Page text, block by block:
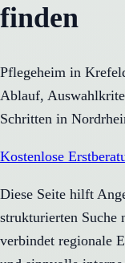
finden
Pflegeheim in
Ablauf,
Schritten in
Kostenlose
Diese Seite hilft
strukturierten Suche
verbindet regionale